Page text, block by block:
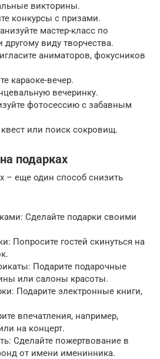
викторины.
конкурсы с призами.
мастер-класс по
виду творчества.
аниматоров, фокусников
караоке-вечер.
вечеринку.
фотосессию с забавным
квест или поиск сокровищ.
подарках
– еще один способ снизить
Сделайте подарки своими
Попросите гостей скинуться на
Подарите подарочные
или салоны красоты.
Подарите электронные книги,
впечатления, например,
на концерт.
Сделайте пожертвование в
от имени именинника.